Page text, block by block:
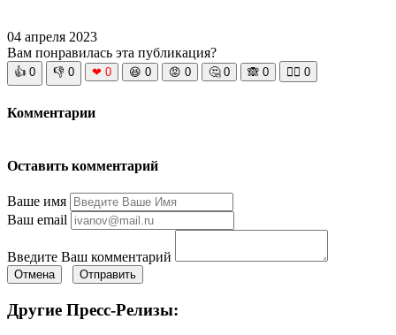
04 апреля 2023
Вам понравилась эта публикация?
👍 0 👎 0 ❤ 0 😆 0 😡 0 🤔 0 🙈 0 🧘‍♀️ 0
Комментарии
Оставить комментарий
Ваше имя
Ваш email
Введите Ваш комментарий
Отмена Отправить
Другие Пресс-Релизы: